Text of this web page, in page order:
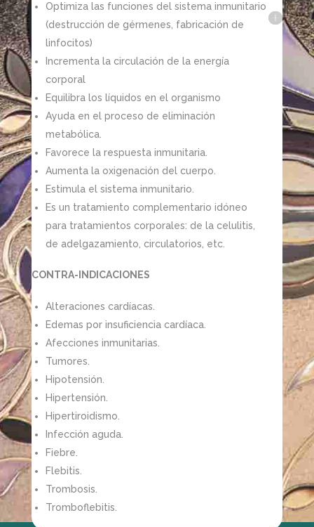
Optimiza las funciones del sistema inmunitario
(destrucción de gérmenes, fabricación de
linfocitos)
Incrementa la circulación de la energía
corporal
Equilibra los líquidos en el organismo
Ayuda en el proceso de eliminación
metabólica.
Favorece la respuesta inmunitaria.
Aumenta la oxigenación del cuerpo.
Estimula el sistema inmunitario.
Es un tratamiento complementario idóneo
para tratamientos corporales: de la celulitis,
de adelgazamiento, circulatorios, etc.
CONTRA-INDICACIONES
Alteraciones cardíacas.
Edemas por insuficiencia cardíaca.
Afecciones inmunitarias.
Tumores.
Hipotensión.
Hipertensión.
Hipertiroidismo.
Infección aguda.
Fiebre.
Flebitis.
Trombosis.
Tromboflebitis.